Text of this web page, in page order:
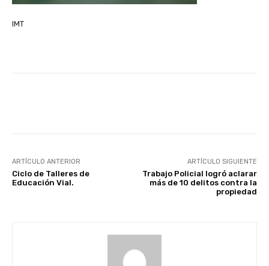
IMT
ARTÍCULO ANTERIOR
Ciclo de Talleres de
Educación Vial.
ARTÍCULO SIGUIENTE
Trabajo Policial logró aclarar
más de 10 delitos contra la
propiedad